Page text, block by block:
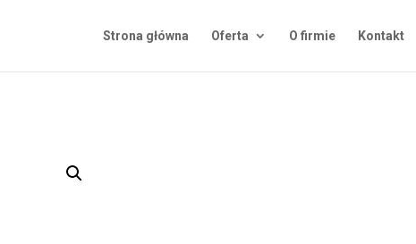
Strona główna Oferta O firmie Kontakt